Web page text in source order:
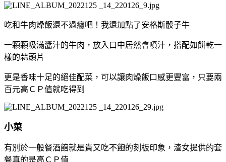
吃和牛肉燥飯還不過癮吧！我還加點了安格斯骰子牛
一顆顆吸滿醬汁的牛肉，放入口中居然會噴汁，搭配如餅乾一
樣的蒜頭片
更是香味十足的絕佳配菜，可以讓肉燥飯口感更豐富，只要兩
百元高ＣＰ值就吃得到
小菜
有別於一般餐酒館就是貴又吃不飽的刻板印象，渣女提供的套
餐真的是高ＣＰ值